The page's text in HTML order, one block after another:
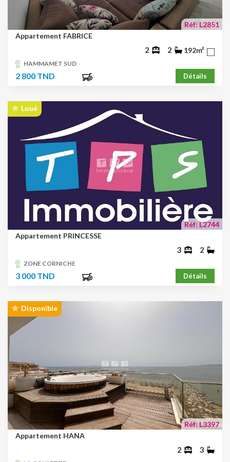
Réf: L2851
Appartement FABRICE
2 2 192m²
HAMMAMET SUD
2 800 TND Détails
Loué
Réf: L2744
Appartement PRINCESSE
3 2
ZONE CORNICHE
3 000 TND Détails
Disponible
Réf: L3397
Appartement HANA
2 3